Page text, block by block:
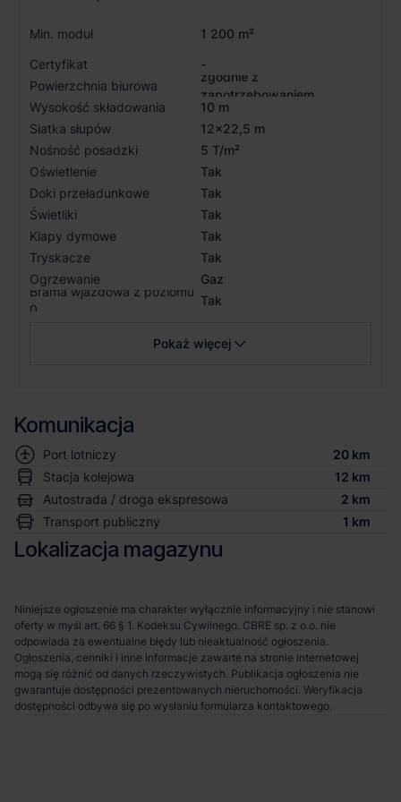
Min. moduł
1 200 m²
Certyfikat
-
Powierzchnia biurowa
zgodnie z
zapotrzebowaniem
Wysokość składowania
10 m
Siatka słupów
12x22,5 m
Nośność posadzki
5 T/m²
Oświetlenie
Tak
Doki przeładunkowe
Tak
Świetliki
Tak
Klapy dymowe
Tak
Tryskacze
Tak
Ogrzewanie
Gaz
Brama wjazdowa z poziomu
0
Tak
Pokaż więcej
Komunikacja
Port lotniczy
20 km
Stacja kolejowa
12 km
Autostrada / droga ekspresowa
2 km
Transport publiczny
1 km
Lokalizacja magazynu
Niniejsze ogłoszenie ma charakter wyłącznie informacyjny i nie stanowi
oferty w myśl art. 66 § 1. Kodeksu Cywilnego. CBRE sp. z o.o. nie
odpowiada za ewentualne błędy lub nieaktualność ogłoszenia.
Ogłoszenia, cenniki i inne informacje zawarte na stronie internetowej
mogą się różnić od danych rzeczywistych. Publikacja ogłoszenia nie
gwarantuje dostępności prezentowanych nieruchomości. Weryfikacja
dostępności odbywa się po wysłaniu formularza kontaktowego.